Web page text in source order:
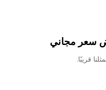
سعر مجاني
قريبًا.